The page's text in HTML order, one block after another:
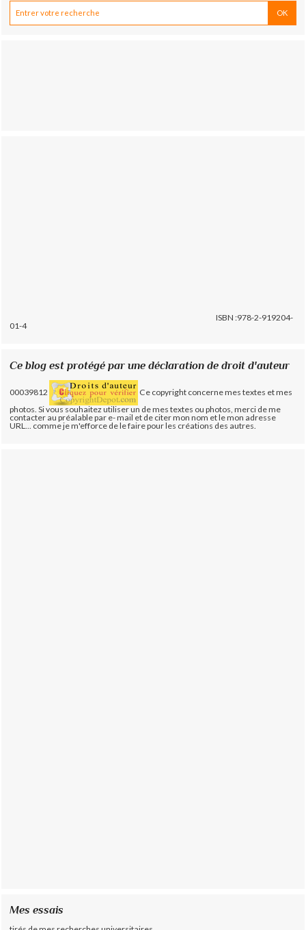
ISBN :978-2-919204-
01-4
Ce blog est protégé par une déclaration de droit d'auteur
00039812
Ce copyright concerne mes textes et mes
photos. Si vous souhaitez utiliser un de mes textes ou photos, merci de me
contacter au préalable par e- mail et de citer mon nom et le mon adresse
URL... comme je m'efforce de le faire pour les créations des autres.
Mes essais